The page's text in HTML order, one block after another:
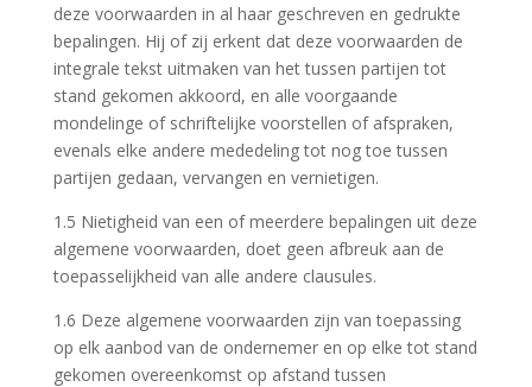
deze voorwaarden in al haar geschreven en gedrukte
bepalingen. Hij of zij erkent dat deze voorwaarden de
integrale tekst uitmaken van het tussen partijen tot
stand gekomen akkoord, en alle voorgaande
mondelinge of schriftelijke voorstellen of afspraken,
evenals elke andere mededeling tot nog toe tussen
partijen gedaan, vervangen en vernietigen.
1.5 Nietigheid van een of meerdere bepalingen uit deze
algemene voorwaarden, doet geen afbreuk aan de
toepasselijkheid van alle andere clausules.
1.6 Deze algemene voorwaarden zijn van toepassing
op elk aanbod van de ondernemer en op elke tot stand
gekomen overeenkomst op afstand tussen